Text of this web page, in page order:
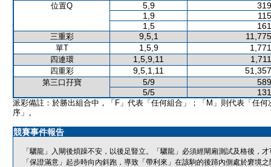
位置Q 5,9
1,9
1,5
三重彩 9,5,1
單T 1,5,9
四連環 1,5,9,11
四重彩 9,5,1,11
第三口孖寶 5/9
5/5
派彩備註：於勝出組合中，「F」代表「任何組合」；「M」則代表「任何
序」。
競賽事件報告
「驪龍」入閘後煩躁不安，以後足豎立。「驪龍」必須經閘廂測試及格後，
「保證滿意」起步時向內斜跑，導致「帶利來」在該駒的後蹄內側處於窘境